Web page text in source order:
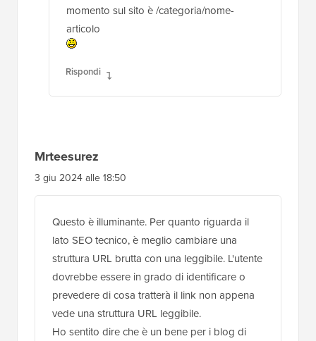
momento sul sito è /categoria/nome-
articolo
Rispondi
Mrteesurez
3 giu 2024 alle 18:50
Questo è illuminante. Per quanto riguarda il
lato SEO tecnico, è meglio cambiare una
struttura URL brutta con una leggibile. L'utente
dovrebbe essere in grado di identificare o
prevedere di cosa tratterà il link non appena
vede una struttura URL leggibile.
Ho sentito dire che è un bene per i blog di